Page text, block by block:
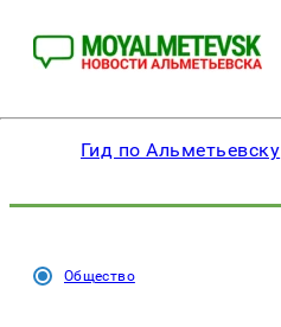
Гид по Альметьевску
Общество